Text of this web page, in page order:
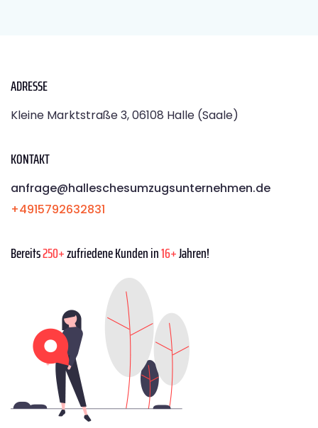
ADRESSE
Kleine Marktstraße 3, 06108 Halle (Saale)
KONTAKT
anfrage@halleschesumzugsunternehmen.de
+4915792632831
Bereits250+zufriedene Kunden in16+Jahren!